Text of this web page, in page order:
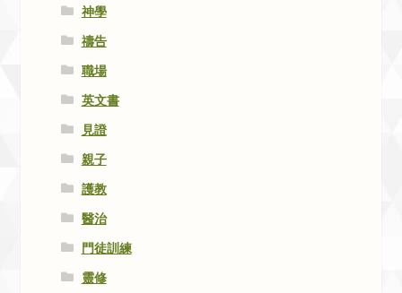
神學
禱告
職場
英文書
見證
親子
護教
醫治
門徒訓練
靈修